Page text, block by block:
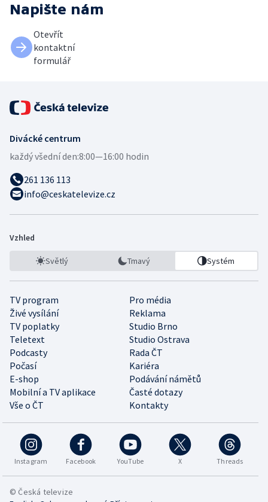
Napište nám
Otevřít
kontaktní
formulář
Divácké centrum
každý všední den:8:00—16:00 hodin
261 136 113
info@ceskatelevize.cz
Vzhled
Světlý Tmavý Systém
TV program
Pro média
Živé vysílání
Reklama
TV poplatky
Studio Brno
Teletext
Studio Ostrava
Podcasty
Rada ČT
Počasí
Kariéra
E-shop
Podávání námětů
Mobilní a TV aplikace
Časté dotazy
Vše o ČT
Kontakty
Instagram Facebook YouTube X Threads
© Česká televize